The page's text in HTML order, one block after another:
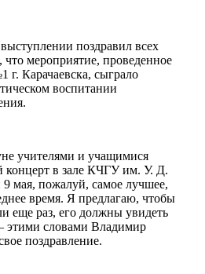
поздравил всех
что мероприятие, проведенное
Карачаевска, сыграло
воспитании
учителями и учащимися
в зале КЧГУ им. У. Д.
мая, пожалуй, самое лучшее,
время. Я предлагаю, чтобы
еще раз, его должны увидеть
этими словами Владимир
поздравление.